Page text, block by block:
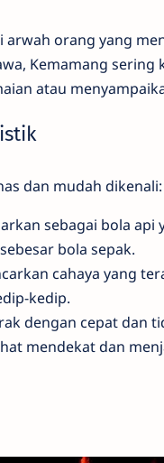
arwah orang yang
Kemamang
atau
dan mudah dikenali:
sebagai bola api
bola sepak.
cahaya yang
kedip.
dengan cepat dan
mendekat dan